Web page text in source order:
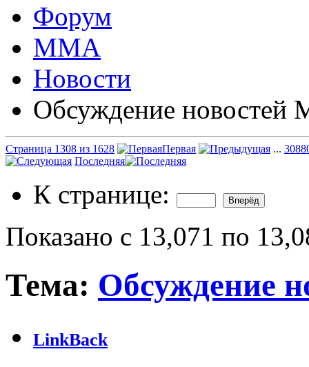
Форум
ММА
Новости
Обсуждение
Страница 1308 из 1628 Первая ... 308
Последняя
К странице:
Показано с 13,071 по
Тема: Обсуждение
LinkBack